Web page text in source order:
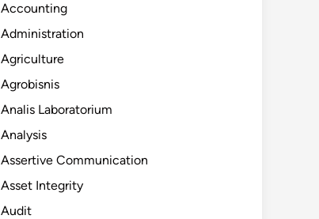
Accounting
Administration
Agriculture
Agrobisnis
Analis Laboratorium
Analysis
Assertive Communication
Asset Integrity
Audit